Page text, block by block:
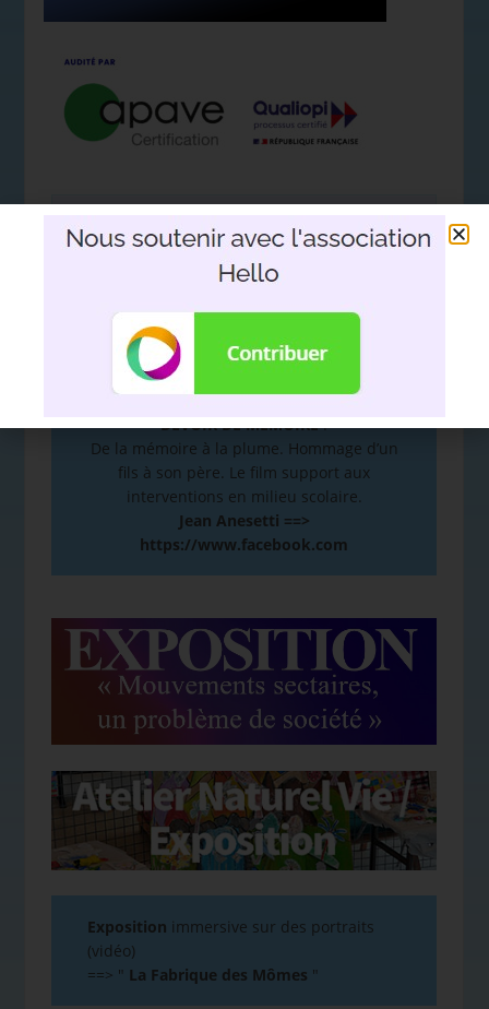
Nous soutenir avec l'association
Hello
DEVOIR DE MÉMOIRE:
De la mémoire à la plume. Hommage d’un
fils à son père. Le film support aux
interventions en milieu scolaire.
Jean Anesetti ==>
https://www.facebook.com
Exposition immersive sur des portraits
(vidéo)
==> " La Fabrique des Mômes "